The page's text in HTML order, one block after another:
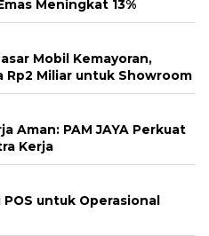
Meningkat 13%
Mobil Kemayoran,
Rp2 Miliar untuk Showroom
Aman: PAM JAYA Perkuat
Kerja
untuk Operasional